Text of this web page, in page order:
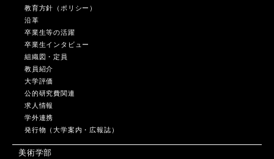
教育方針（ポリシー）
沿革
卒業生等の活躍
卒業生インタビュー
組織図・定員
教員紹介
大学評価
公的研究費関連
求人情報
学外連携
発行物（大学案内・広報誌）
美術学部